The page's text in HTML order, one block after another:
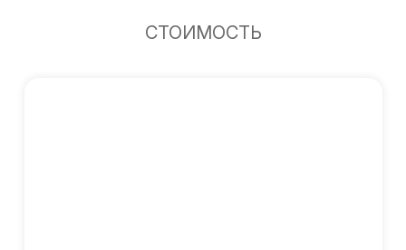
СТОИМОСТЬ